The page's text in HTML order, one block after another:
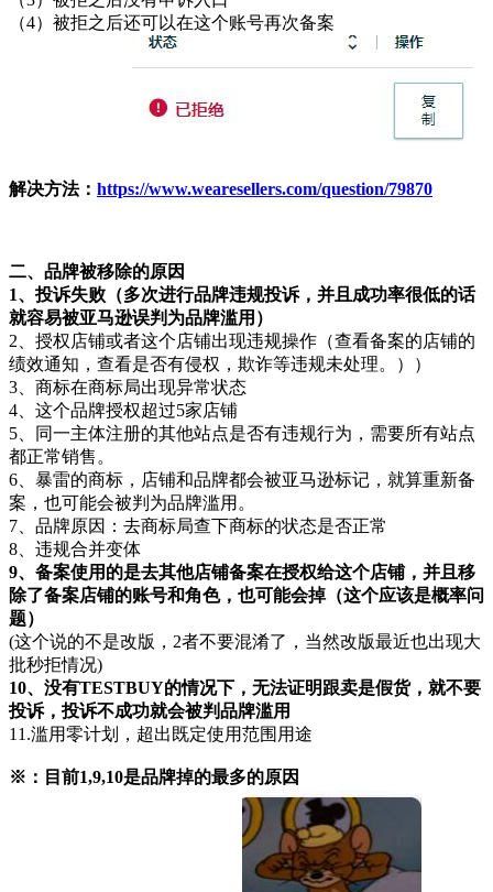
（4）被拒之后还可以在这个账号再次备案
解决方法： https://www.wearesellers.com/question/79870
二、品牌被移除的原因
1、投诉失败（多次进行品牌违规投诉，并且成功率很低的话
就容易被亚马逊误判为品牌滥用）
2、授权店铺或者这个店铺出现违规操作（查看备案的店铺的
绩效通知，查看是否有侵权，欺诈等违规未处理。））
3、商标在商标局出现异常状态
4、这个品牌授权超过5家店铺
5、同一主体注册的其他站点是否有违规行为，需要所有站点
都正常销售。
6、暴雷的商标，店铺和品牌都会被亚马逊标记，就算重新备
案，也可能会被判为品牌滥用。
7、品牌原因：去商标局查下商标的状态是否正常
8、违规合并变体
9、备案使用的是去其他店铺备案在授权给这个店铺，并且移
除了备案店铺的账号和角色，也可能会掉（这个应该是概率问
题）
(这个说的不是改版，2者不要混淆了，当然改版最近也出现大
批秒拒情况)
10、没有TESTBUY的情况下，无法证明跟卖是假货，就不要
投诉，投诉不成功就会被判品牌滥用
11.滥用零计划，超出既定使用范围用途
※：目前1,9,10是品牌掉的最多的原因